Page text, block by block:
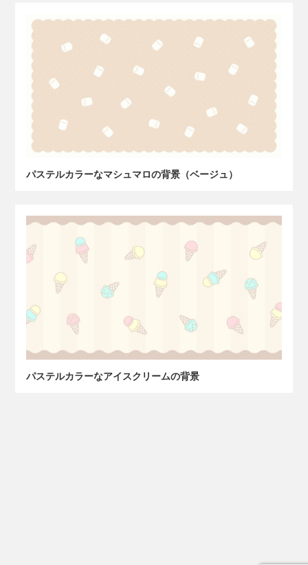
パステルカラーなマシュマロの背景（ベージュ）
パステルカラーなアイスクリームの背景